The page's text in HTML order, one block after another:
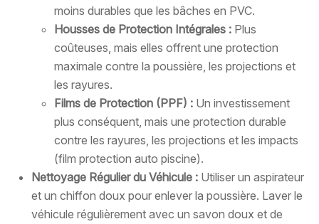
moins durables que les bâches en PVC.
Housses de Protection Intégrales : Plus
coûteuses, mais elles offrent une protection
maximale contre la poussière, les projections et
les rayures.
Films de Protection (PPF) : Un investissement
plus conséquent, mais une protection durable
contre les rayures, les projections et les impacts
(film protection auto piscine).
Nettoyage Régulier du Véhicule : Utiliser un aspirateur
et un chiffon doux pour enlever la poussière. Laver le
véhicule régulièrement avec un savon doux et de